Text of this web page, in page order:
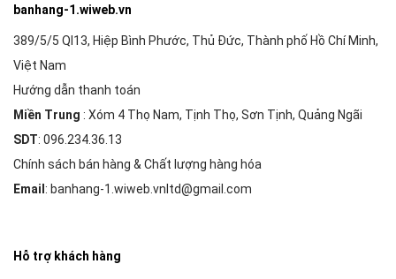
banhang-1.wiweb.vn
389/5/5 Ql13, Hiệp Bình Phước, Thủ Đức, Thành phố Hồ Chí Minh,
Việt Nam
Hướng dẫn thanh toán
Miền Trung : Xóm 4 Thọ Nam, Tịnh Thọ, Sơn Tịnh, Quảng Ngãi
SDT: 096.234.36.13
Chính sách bán hàng & Chất lượng hàng hóa
Email : banhang-1.wiweb.vnltd@gmail.com
Hỗ trợ khách hàng